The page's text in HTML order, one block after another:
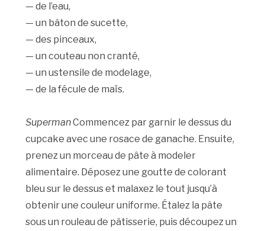
— de l’eau,
— un bâton de sucette,
— des pinceaux,
— un couteau non cranté,
— un ustensile de modelage,
— de la fécule de maïs.
SupermanCommencez par garnir le dessus du
cupcake avec une rosace de ganache. Ensuite,
prenez un morceau de pâte à modeler
alimentaire. Déposez une goutte de colorant
bleu sur le dessus et malaxez le tout jusqu’à
obtenir une couleur uniforme. Étalez la pâte
sous un rouleau de pâtisserie, puis découpez un